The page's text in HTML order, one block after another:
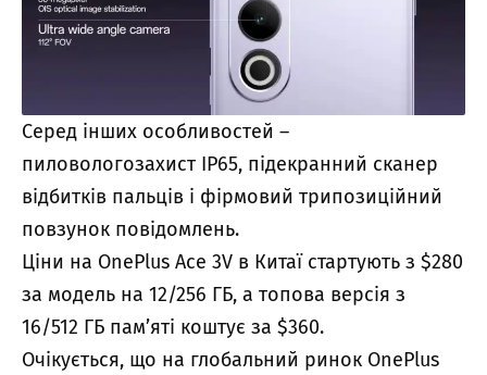
Серед інших особливостей –
пиловологозахист IP65, підекранний сканер
відбитків пальців і фірмовий трипозиційний
повзунок повідомлень.
Ціни на OnePlus Ace 3V в Китаї стартують з $280
за модель на 12/256 ГБ, а топова версія з
16/512 ГБ пам’яті коштує за $360.
Очікується, що на глобальний ринок OnePlus